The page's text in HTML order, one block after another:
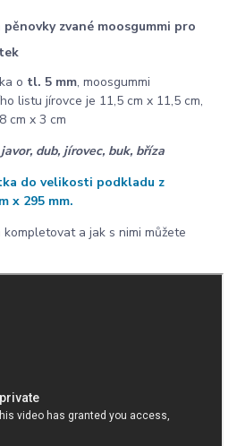
zvané moosgummi pro
o tl. 5 mm, moosgummi
listu jírovce je 11,5 cm x 11,5 cm,
cm x 3 cm
javor, dub, jírovec, buk, bříza
do velikosti podkladu z
x 295 mm.
a jak s nimi můžete